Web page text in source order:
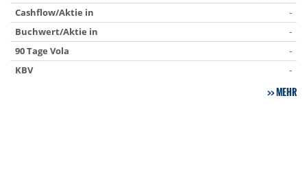
Cashflow/Aktie in
-
Buchwert/Aktie in
-
90 Tage Vola
-
KBV
-
MEHR